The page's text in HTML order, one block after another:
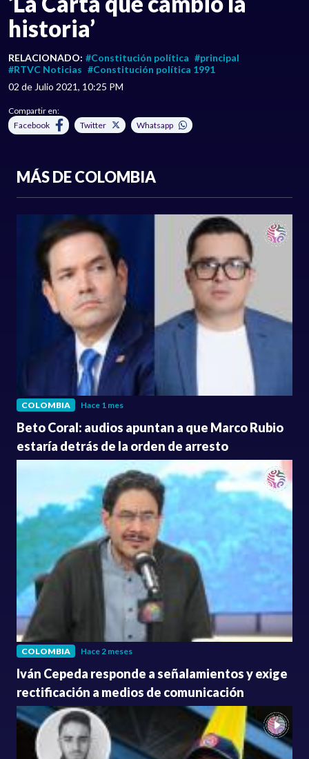
historia’
RELACIONADO: #Constitución política #principal
#RTVC Noticias #Constitución política 1991
02 de Julio 2021, 10:25 PM
Compartir en:
Facebook
Twitter Whatsapp
MÁS DE COLOMBIA
COLOMBIA Hace 1 mes
Beto Coral: audios apuntan a que Marco Rubio
estaría detrás de la orden de arresto
COLOMBIA Hace 2 meses
Iván Cepeda responde a señalamientos y exige
rectificación a medios de comunicación